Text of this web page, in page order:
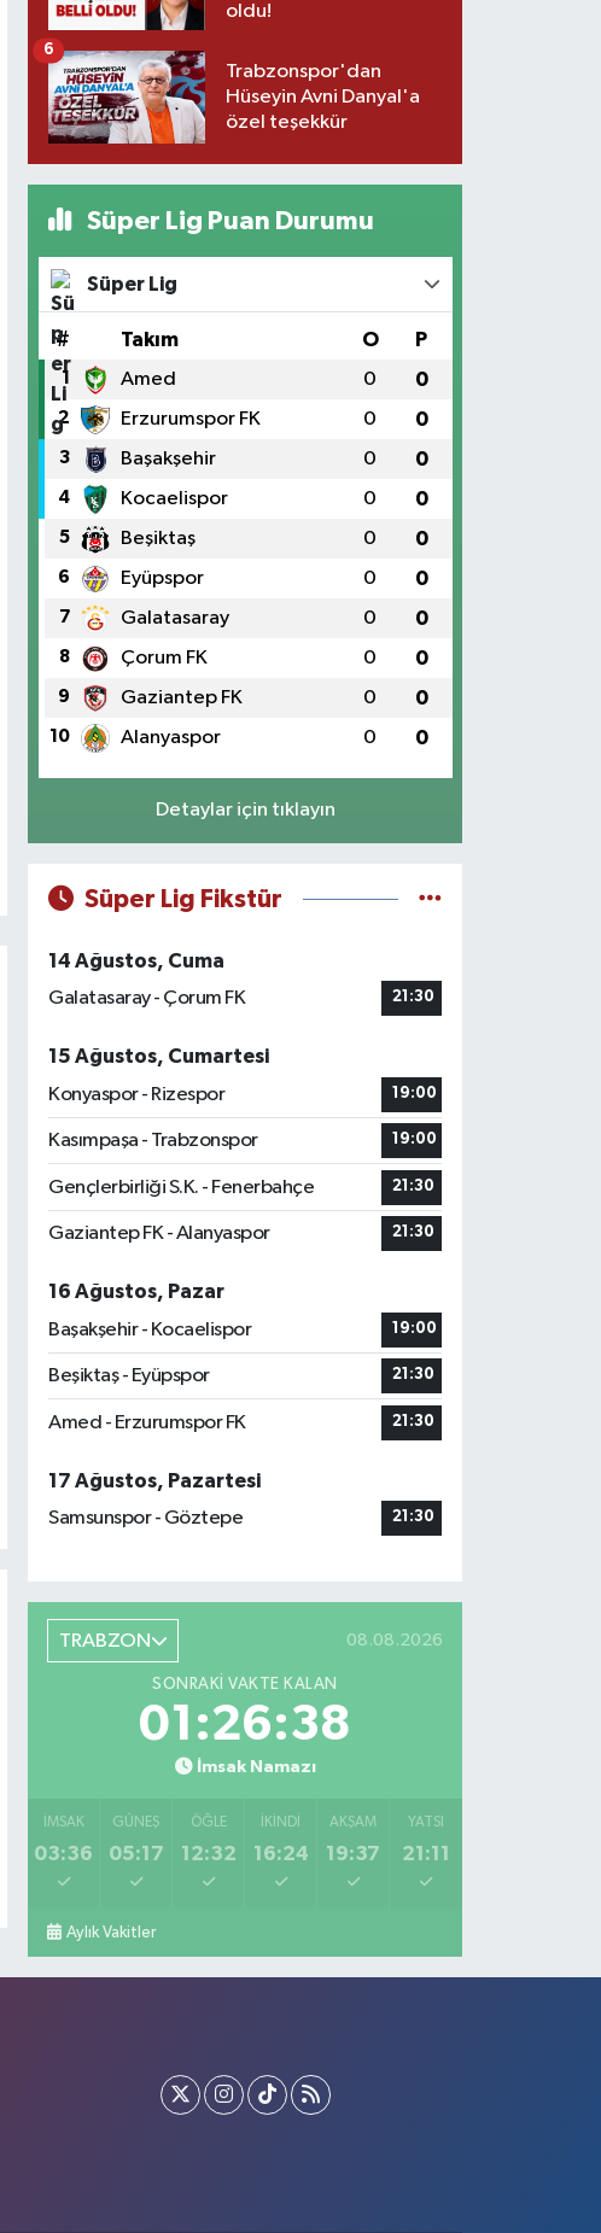
oldu!
Trabzonspor'dan
Hüseyin Avni Danyal'a
özel teşekkür
6
Süper Lig Puan Durumu
Süper Lig
# Takım O P
1 Amed 0 0
2 Erzurumspor FK 0 0
3 Başakşehir 0 0
4 Kocaelispor 0 0
5 Beşiktaş 0 0
6 Eyüpspor 0 0
7 Galatasaray 0 0
8 Çorum FK 0 0
9 Gaziantep FK 0 0
10 Alanyaspor 0 0
Detaylar için tıklayın
Süper Lig Fikstür
14 Ağustos, Cuma
Galatasaray - Çorum FK
21:30
15 Ağustos, Cumartesi
Konyaspor - Rizespor
19:00
Kasımpaşa - Trabzonspor 19:00
Gençlerbirliği S.K. - Fenerbahçe 21:30
Gaziantep FK - Alanyaspor 21:30
16 Ağustos, Pazar
Başakşehir - Kocaelispor
19:00
Beşiktaş - Eyüpspor 21:30
Amed - Erzurumspor FK 21:30
17 Ağustos, Pazartesi
Samsunspor - Göztepe
21:30
TRABZON 08.08.2026
SONRAKI VAKTE KALAN
01:26:37
İmsak Namazı
İMSAK
03:36
GÜNEŞ
05:17
ÖĞLE
12:32
İKINDI
16:24
AKŞAM
19:37
YATSI
21:11
Aylık Vakitler